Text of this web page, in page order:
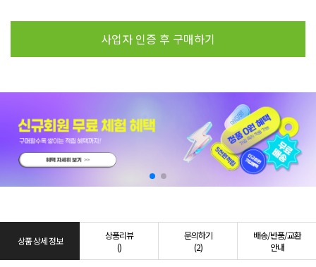
사업자 인증 후 구매하기
상품 상세 정보
상품리뷰
()
문의하기
(2)
배송/반품/교환
안내